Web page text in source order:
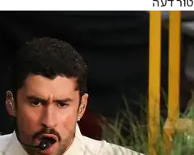
טור דעה